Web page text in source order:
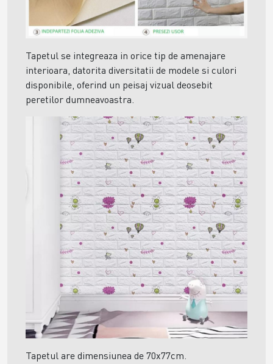
Tapetul se integreaza in orice tip de amenajare
interioara, datorita diversitatii de modele si culori
disponibile, oferind un peisaj vizual deosebit
peretilor dumneavoastra.
Tapetul are dimensiunea de 70x77cm.